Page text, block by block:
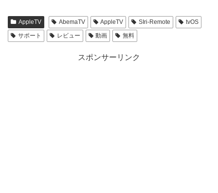
AppleTV AbemaTV AppleTV SIri-Remote
tvOS
サポート
レビュー 動画 無料
スポンサーリンク